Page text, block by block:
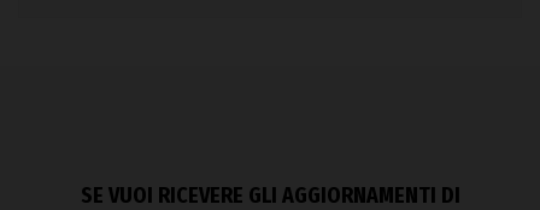
SE VUOI RICEVERE GLI AGGIORNAMENTI DI